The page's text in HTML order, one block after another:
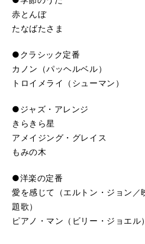
赤とんぼ
たなばたさま
●クラシック定番
カノン（パッヘルベル）
トロイメライ（シューマン）
●ジャズ・アレンジ
きらきら星
アメイジング・グレイス
もみの木
●洋楽の定番
愛を感じて（エルトン・ジョン／
題歌）
ピアノ・マン（ビリー・ジョエル）